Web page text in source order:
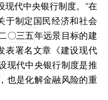
现代中央银行制度。”在
于制定国民经济和社会
〇三五年远景目标的建
表署名文章《建设现代
现代中央银行制度是推
也是化解金融风险的重